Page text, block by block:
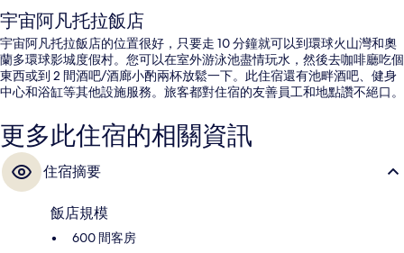
宇宙阿凡托拉飯店
宇宙阿凡托拉飯店的位置很好，只要走 10 分鐘就可以到環球火山灣和奧
蘭多環球影城度假村。您可以在室外游泳池盡情玩水，然後去咖啡廳吃個
東西或到 2 間酒吧/酒廊小酌兩杯放鬆一下。此住宿還有池畔酒吧、健身
中心和浴缸等其他設施服務。旅客都對住宿的友善員工和地點讚不絕口。
更多此住宿的相關資訊
住宿摘要
飯店規模
600 間客房